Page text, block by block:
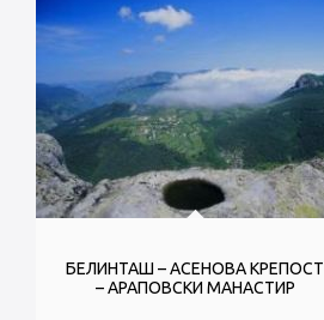
БЕЛИНТАШ – АСЕНОВА КРЕПОСТ
– АРАПОВСКИ МАНАСТИР